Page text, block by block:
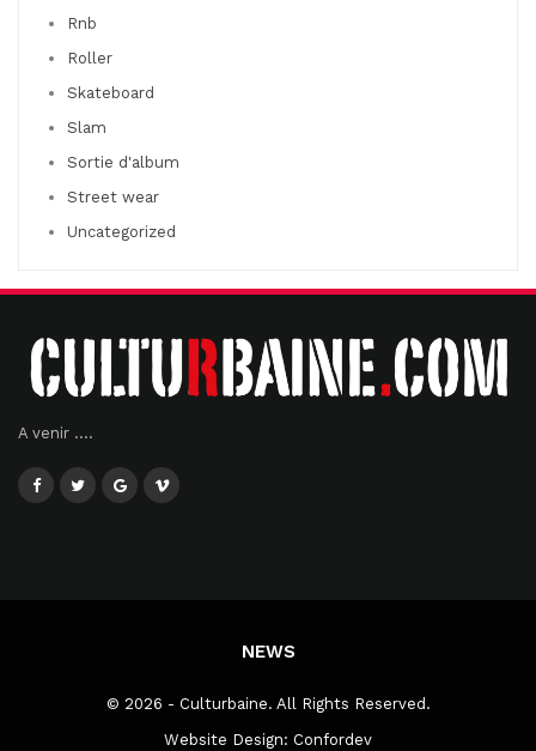
Rnb
Roller
Skateboard
Slam
Sortie d'album
Street wear
Uncategorized
A venir ....
NEWS
© 2026 - Culturbaine. All Rights Reserved.
Website Design: Confordev